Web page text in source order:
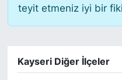
teyit etmeniz iyi bir
Kayseri Diğer İlçeler